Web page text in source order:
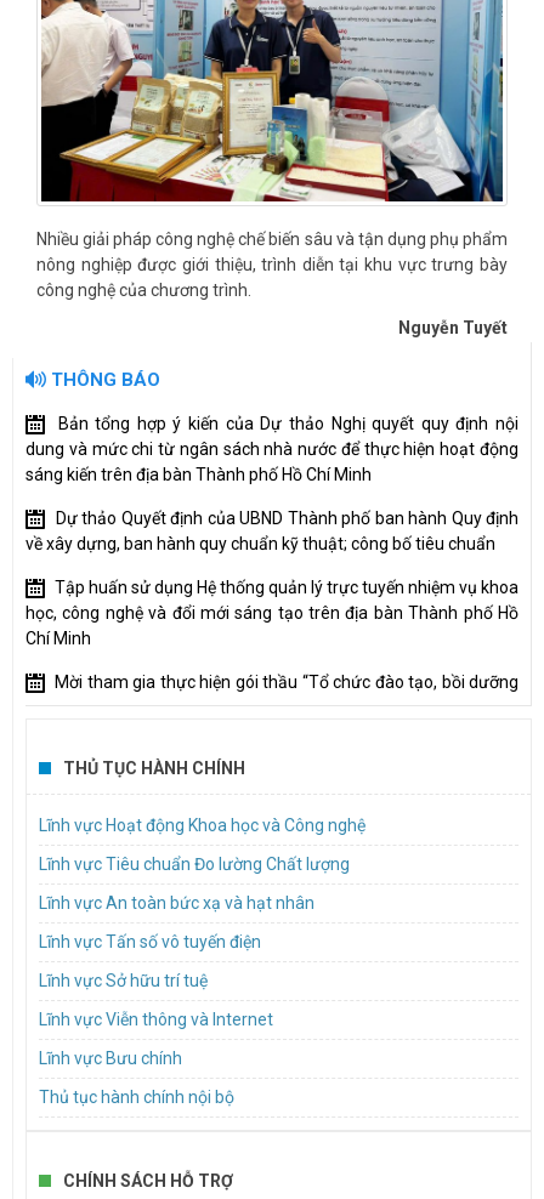
Nhiều giải pháp công nghệ chế biến sâu và tận dụng phụ phẩm
nông nghiệp được giới thiệu, trình diễn tại khu vực trưng bày
công nghệ của chương trình.
Nguyễn Tuyết
THÔNG BÁO
Bản tổng hợp ý kiến của Dự thảo Nghị quyết quy định nội
dung và mức chi từ ngân sách nhà nước để thực hiện hoạt động
sáng kiến trên địa bàn Thành phố Hồ Chí Minh
Dự thảo Quyết định của UBND Thành phố ban hành Quy định
về xây dựng, ban hành quy chuẩn kỹ thuật; công bố tiêu chuẩn
Tập huấn sử dụng Hệ thống quản lý trực tuyến nhiệm vụ khoa
học, công nghệ và đổi mới sáng tạo trên địa bàn Thành phố Hồ
Chí Minh
Mời tham gia thực hiện gói thầu “Tổ chức đào tạo, bồi dưỡng
về quản trị tài chính cho tổ chức tham gia Đề án xây dựng cơ chế
chuẩn quốc tế”
sơ dự thảo Nghị quyết trình Hội đồng nhân dân hành phố
góp ý hồ sơ dự thảo Nghị quyết quy định cơ chế, chính sách
giao nhiệm vụ, đặt hàng hoặc đấu thầu cung cấp dịch vụ đào tạo,
bồi dưỡng nguồn nhân lực chất lượng cao trên địa bàn Thành
phố Hồ Chí Minh
TP.HCM lấy ý kiến dự thảo quy định nội dung và mức chi cho
các cuộc thi, hội thi về khoa học, công nghệ và đổi mới sáng tạo
Mời báo giá dịch vụ hậu cần Tổ chức hội nghị kết nối, chia sẻ
giải pháp, hướng dẫn đổi mới sáng tạo trong khu vực công năm
2026 (InnoGov Coffee)
quá trình cung cấp dịch vụ bưu chính KT1
THỦ TỤC HÀNH CHÍNH
Lĩnh vực Hoạt động Khoa học và Công nghệ
Lĩnh vực Tiêu chuẩn Đo lường Chất lượng
Lĩnh vực An toàn bức xạ và hạt nhân
Lĩnh vực Tấn số vô tuyến điện
Lĩnh vực Sở hữu trí tuệ
Lĩnh vực Viễn thông và Internet
Lĩnh vực Bưu chính
Thủ tục hành chính nội bộ
CHÍNH SÁCH HỖ TRỢ